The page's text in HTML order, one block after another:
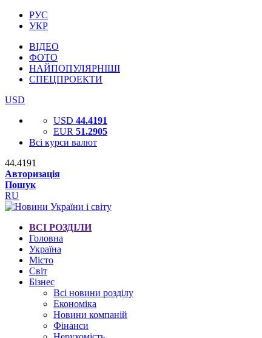
РУС
УКР
ВІДЕО
ФОТО
НАЙПОПУЛЯРНІШІ
СПЕЦПРОЕКТИ
USD
USD 44.4191
EUR 51.2905
Всі курси валют
44.4191
Авторизація
Пошук
RU
ВСІ РОЗДІЛИ
Головна
Україна
Місто
Світ
Бізнес
Всі новини розділу
Економіка
Новини компаній
Фінанси